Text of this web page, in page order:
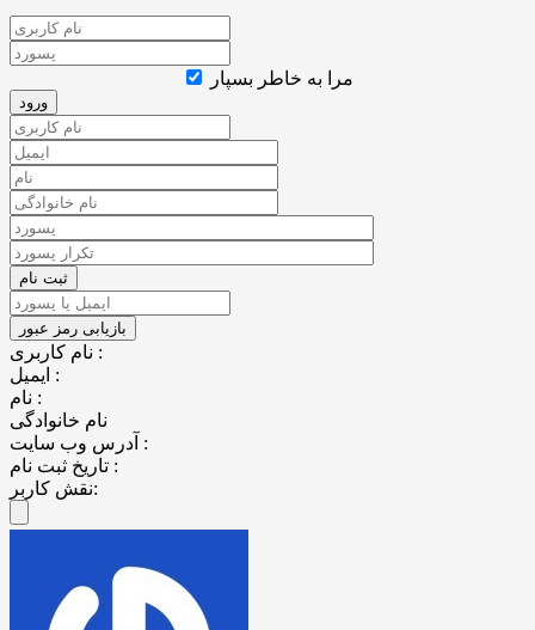
مرا به خاطر بسپار
نام کاربری :
ایمیل :
نام :
نام خانوادگی
آدرس وب سایت :
تاریخ ثبت نام :
نقش کاربر: